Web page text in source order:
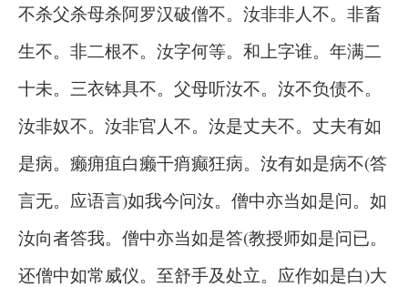
不杀父杀母杀阿罗汉破僧不。汝非非人不。非畜
生不。非二根不。汝字何等。和上字谁。年满二
十未。三衣钵具不。父母听汝不。汝不负债不。
汝非奴不。汝非官人不。汝是丈夫不。丈夫有如
是病。癞痈疽白癞干痟癫狂病。汝有如是病不(答
言无。应语言)如我今问汝。僧中亦当如是问。如
汝向者答我。僧中亦当如是答(教授师如是问已。
还僧中如常威仪。至舒手及处立。应作如是白)大